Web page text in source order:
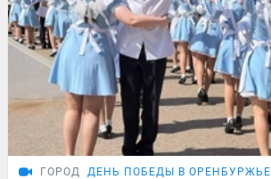
ГОРОД ДЕНЬ ПОБЕДЫ В ОРЕНБУРЖЬЕ